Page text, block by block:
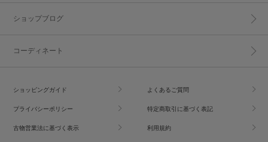
ショップブログ
コーディネート
ショッピングガイド よくあるご質問
プライバシーポリシー 特定商取引に基づく表記
古物営業法に基づく表示 利用規約